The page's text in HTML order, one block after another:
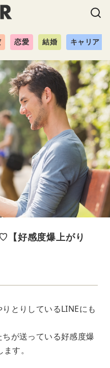
恋愛 結婚 キャリア
【好感度爆上がり
とりしているLINEにも
が送っている好感度爆
す。